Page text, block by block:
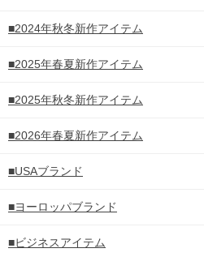
■2024年秋冬新作アイテム
■2025年春夏新作アイテム
■2025年秋冬新作アイテム
■2026年春夏新作アイテム
■USAブランド
■ヨーロッパブランド
■ビジネスアイテム